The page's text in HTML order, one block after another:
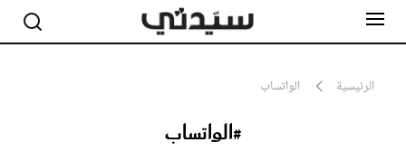
الرئيسية الواتساب
#الواتساب